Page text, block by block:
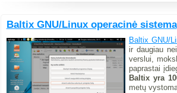
Baltix GNU/Linux operacinė sistema
Baltix GNU/
ir daugiau
verslui,
paprastai
Baltix yra
metų